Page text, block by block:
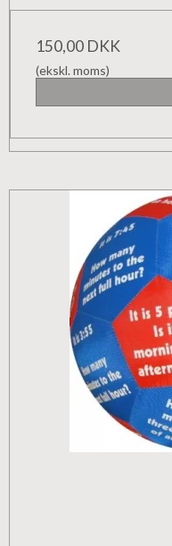
150,00 DKK
(ekskl. moms)